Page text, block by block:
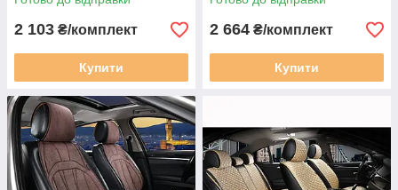
2 103 ₴/комплект
Купити
2 664 ₴/комплект
Купити